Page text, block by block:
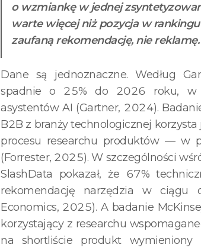
o wzmiankę w jednej
warte więcej niż pozycja w
zaufaną rekomendację, nie reklamę.
Dane są jednoznaczne. Według
spadnie o 25% do 2026 roku, w
asystentów AI (Gartner, 2024).
B2B z branży technologicznej
procesu researchu produktów — w
(Forrester, 2025). W szczególności
SlashData pokazał, że 67%
rekomendację narzędzia w ciągu
Economics, 2025). A badanie
korzystający z researchu
na shortliście produkt